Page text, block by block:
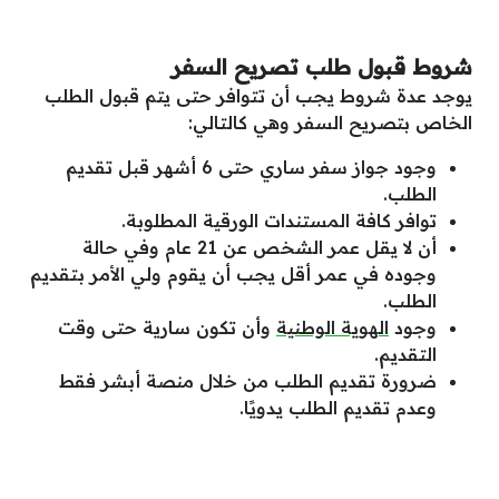
شروط قبول طلب تصريح السفر
يوجد عدة شروط يجب أن تتوافر حتى يتم قبول الطلب
الخاص بتصريح السفر وهي كالتالي:
وجود جواز سفر ساري حتى 6 أشهر قبل تقديم
الطلب.
توافر كافة المستندات الورقية المطلوبة.
أن لا يقل عمر الشخص عن 21 عام وفي حالة
وجوده في عمر أقل يجب أن يقوم ولي الأمر بتقديم
الطلب.
وجود الهوية الوطنية وأن تكون سارية حتى وقت
التقديم.
ضرورة تقديم الطلب من خلال منصة أبشر فقط
وعدم تقديم الطلب يدويًا.